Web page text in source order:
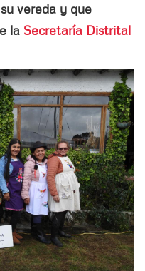
vereda y que
la Secretaría Distrital